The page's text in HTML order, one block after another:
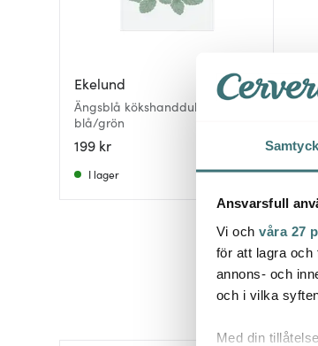
Ansvarsfull
Vi och våra 27
för att lagra och
annons- och
och i vilka
Med din
Ekelund
Ängsblå kökshandduk 35x50 cm
blå/grön
199 kr
I lager
205
Få